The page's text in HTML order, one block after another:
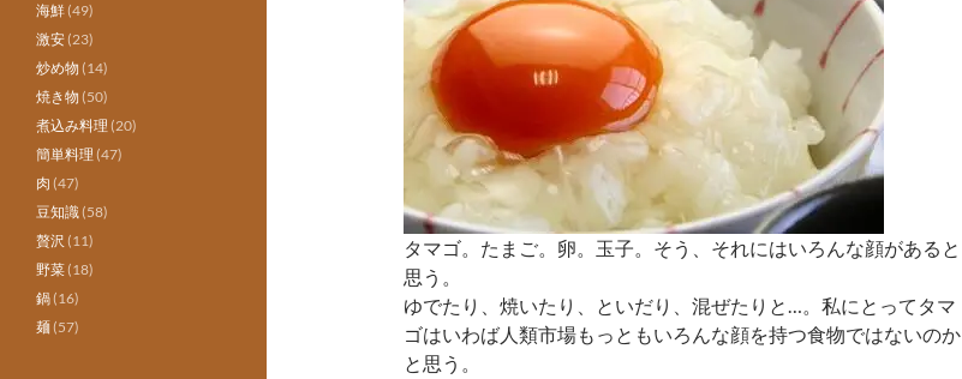
タマゴ。たまご。卵。玉子。そう、それにはいろんな顔があると
思う。
ゆでたり、焼いたり、といだり、混ぜたりと…。私にとってタマ
ゴはいわば人類市場もっともいろんな顔を持つ食物ではないのか
と思う。
海鮮(49)
激安(23)
炒め物 (14)
焼き物 (50)
煮込み料理 (20)
簡単料理 (47)
肉 (47)
豆知識(58)
贅沢 (11)
野菜(18)
鍋(16)
麺(57)